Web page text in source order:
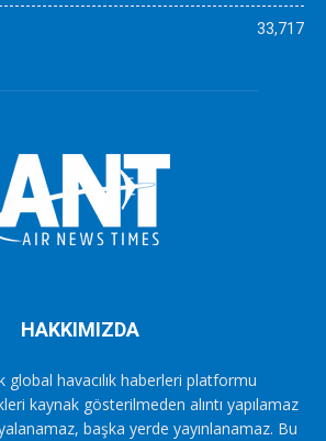
33,717
HAKKIMIZDA
havacılık haberleri platformu
kaynak gösterilmeden alıntı yapılamaz
başka yerde yayınlanamaz. Bu